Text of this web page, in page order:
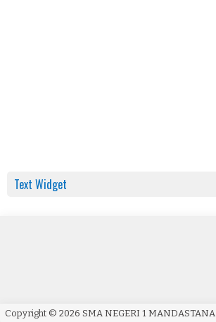
Text Widget
Copyright © 2026 SMA NEGERI 1 MANDASTANA